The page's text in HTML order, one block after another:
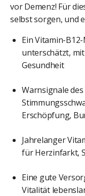
vor Demenz! Für
selbst sorgen, und
Ein Vitamin-
unterschätzt,
Gesundheit
Warnsignale
Erschöpfung,
Jahrelanger
für Herzinfarkt,
Eine gute
Vitalität